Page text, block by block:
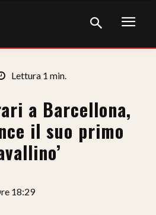
Lettura 1 min.
a Barcellona,
il suo primo
18:29